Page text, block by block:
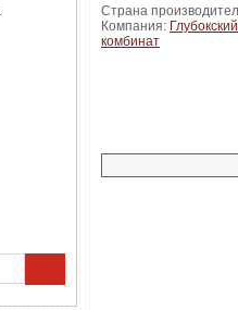
Страна
Компания:
комбинат